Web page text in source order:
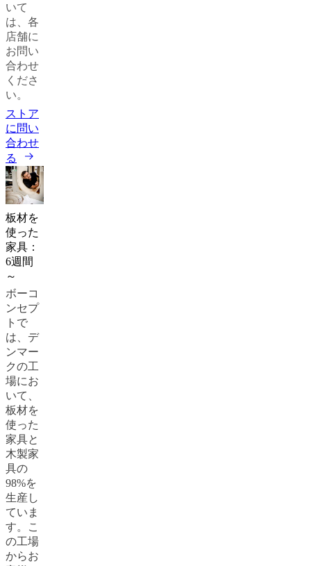
リ
ア
デ
ザ
イ
ン
サ
ー
ビ
ス
無
料
サ
ン
プ
ル
を
申
込
ス
ト
ア
を
検
索
ボ
ー
コ
ン
セ
プ
ト
に
つ
い
て
行
動
いて
は、各
店舗に
お問い
合わせ
くださ
い。
ストア
に問い
合わせ
る
板材を
使った
家具：
6週間
～
ボーコ
ンセプ
トで
は、デ
ンマー
クの工
場にお
いて、
板材を
使った
家具と
木製家
具の
98%を
生産し
ていま
す。こ
の工場
からお